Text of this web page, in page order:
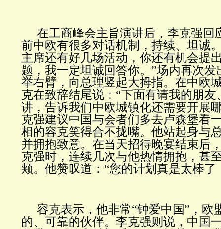
在工商峰会主旨演讲后，李克强回
前中欧有很多对话机制，持续、坦诚
主席还有好几场活动，你还有机会提
题，我一定坦诚回答你。”场内再次
举右臂，向总理竖起大拇指。在中欧
克在致辞结尾说：“下面有请我的朋
讲，告诉我们中欧城镇化还需要开展
克强建议中国与会者们多去卢森堡看
相的容克笑得合不拢嘴。他站起身与
并拥抱致意。在当天招待晚宴结束后
克强时，连续几次与他热情拥抱，甚
颊。他赞叹道：“您的计划真是太棒了
容克表示，他非常“钟爱中国”，欧
的、可靠的伙伴。李克强则说，中国